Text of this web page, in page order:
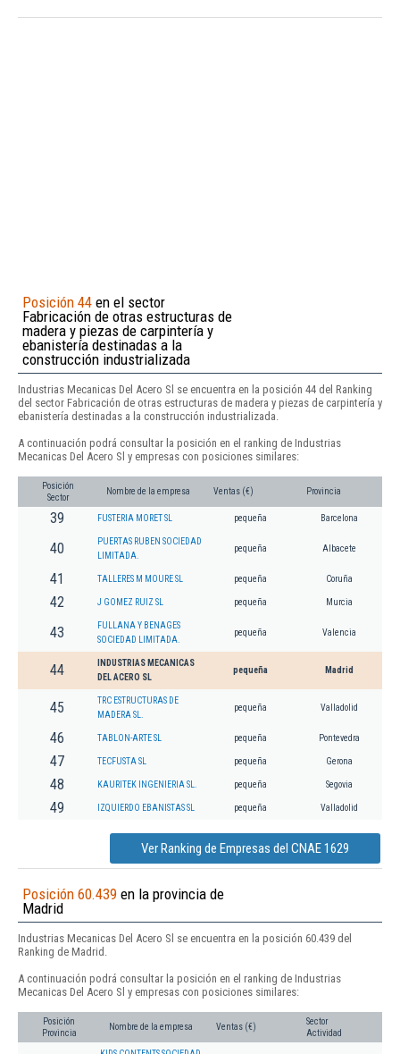
Posición 44 en el sector
Fabricación de otras estructuras de
madera y piezas de carpintería y
ebanistería destinadas a la
construcción industrializada
Industrias Mecanicas Del Acero Sl se encuentra en la posición 44 del Ranking
del sector Fabricación de otras estructuras de madera y piezas de carpintería y
ebanistería destinadas a la construcción industrializada.
A continuación podrá consultar la posición en el ranking de Industrias
Mecanicas Del Acero Sl y empresas con posiciones similares:
Posición
Sector
Nombre de la empresa Ventas (€) Provincia
39 FUSTERIA MORET SL pequeña Barcelona
40
PUERTAS RUBEN SOCIEDAD
LIMITADA.
pequeña Albacete
41 TALLERES M MOURE SL pequeña Coruña
42 J GOMEZ RUIZ SL pequeña Murcia
43
FULLANA Y BENAGES
SOCIEDAD LIMITADA.
pequeña Valencia
44
INDUSTRIAS MECANICAS
DEL ACERO SL
pequeña Madrid
45
TRC ESTRUCTURAS DE
MADERA SL.
pequeña Valladolid
46 TABLON-ARTE SL pequeña Pontevedra
47 TECFUSTA SL pequeña Gerona
48 KAURITEK INGENIERIA SL. pequeña Segovia
49 IZQUIERDO EBANISTAS SL pequeña Valladolid
Ver Ranking de Empresas del CNAE 1629
Posición 60.439 en la provincia de
Madrid
Industrias Mecanicas Del Acero Sl se encuentra en la posición 60.439 del
Ranking de Madrid.
A continuación podrá consultar la posición en el ranking de Industrias
Mecanicas Del Acero Sl y empresas con posiciones similares:
Posición
Provincia
Nombre de la empresa Ventas (€)
Sector
Actividad